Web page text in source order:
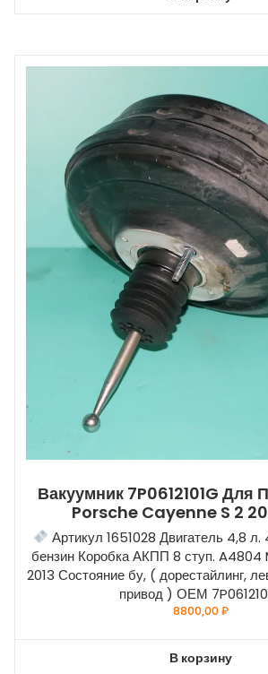
Вакуумник 7P0612101G Для
Porsche Cayenne S 2
Артикул 1651028 Двигатель 4,8
бензин Коробка АКПП 8 ступ. A4804
2013 Состояние бу, ( дорестайлинг,
привод ) ОЕМ
8800,00₽
В корзину